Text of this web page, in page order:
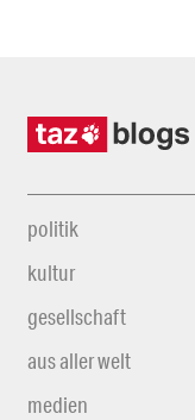
politik
kultur
gesellschaft
aus aller welt
medien